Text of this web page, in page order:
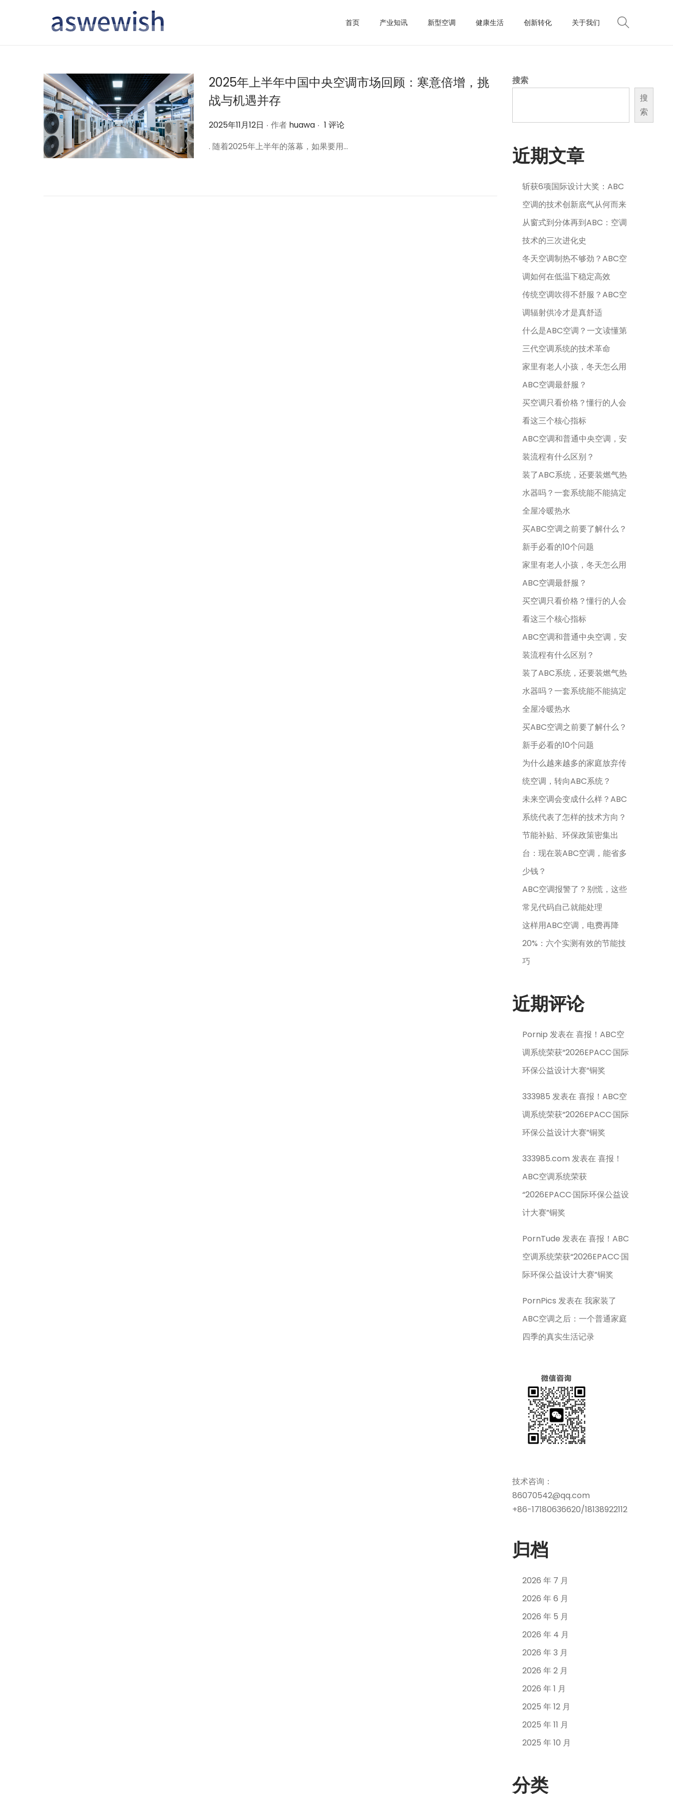
首页 产业知讯 新型空调 健康生活 创新转化 关于我们
2025年上半年中国中央空调市场回顾：寒意倍增，挑
战与机遇并存
作
2025年11月12日 . 作者 huawa . 1 评论
. 随着2025年上半年的落幕，如果要用…
搜索
搜
索
近期文章
斩获6项国际设计大奖：ABC
空调的技术创新底气从何而来
从窗式到分体再到ABC：空调
技术的三次进化史
冬天空调制热不够劲？ABC空
调如何在低温下稳定高效
传统空调吹得不舒服？ABC空
调辐射供冷才是真舒适
什么是ABC空调？一文读懂第
三代空调系统的技术革命
家里有老人小孩，冬天怎么用
ABC空调最舒服？
买空调只看价格？懂行的人会
看这三个核心指标
ABC空调和普通中央空调，安
装流程有什么区别？
装了ABC系统，还要装燃气热
水器吗？一套系统能不能搞定
全屋冷暖热水
买ABC空调之前要了解什么？
新手必看的10个问题
家里有老人小孩，冬天怎么用
ABC空调最舒服？
买空调只看价格？懂行的人会
看这三个核心指标
ABC空调和普通中央空调，安
装流程有什么区别？
装了ABC系统，还要装燃气热
水器吗？一套系统能不能搞定
全屋冷暖热水
买ABC空调之前要了解什么？
新手必看的10个问题
为什么越来越多的家庭放弃传
统空调，转向ABC系统？
未来空调会变成什么样？ABC
系统代表了怎样的技术方向？
节能补贴、环保政策密集出
台：现在装ABC空调，能省多
少钱？
ABC空调报警了？别慌，这些
常见代码自己就能处理
这样用ABC空调，电费再降
20%：六个实测有效的节能技
巧
近期评论
Pornip 发表在喜报！ABC空
调系统荣获“2026EPACC·国际
环保公益设计大赛”铜奖
333985 发表在喜报！ABC空
调系统荣获“2026EPACC·国际
环保公益设计大赛”铜奖
333985.com 发表在喜报！
ABC空调系统荣获
“2026EPACC·国际环保公益设
计大赛”铜奖
PornTude 发表在喜报！ABC
空调系统荣获“2026EPACC·国
际环保公益设计大赛”铜奖
PornPics 发表在我家装了
ABC空调之后：一个普通家庭
四季的真实生活记录
技术咨询：
86070542@qq.com
+86-17180636620/18138922112
归档
2026 年 7 月
2026 年 6 月
2026 年 5 月
2026 年 4 月
2026 年 3 月
2026 年 2 月
2026 年 1 月
2025 年 12 月
2025 年 11 月
2025 年 10 月
分类